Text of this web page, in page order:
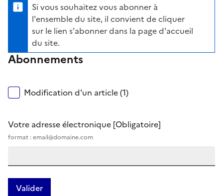
Si vous souhaitez vous abonner à
l'ensemble du site, il convient de cliquer
sur le lien s'abonner dans la page d'accueil
du site.
Abonnements
Modification d'un article (1)
Votre adresse électronique [Obligatoire]
format : email@domaine.com